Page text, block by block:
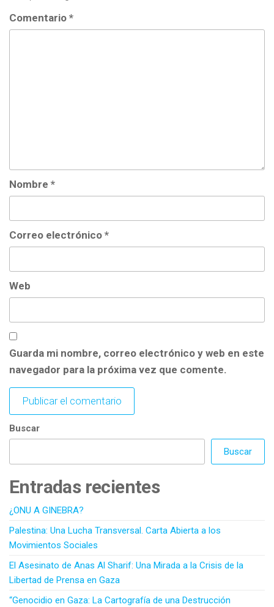
Comentario *
Nombre *
Correo electrónico *
Web
Guarda mi nombre, correo electrónico y web en este
navegador para la próxima vez que comente.
Buscar
Buscar
Entradas recientes
¿ONU A GINEBRA?
Palestina: Una Lucha Transversal. Carta Abierta a los
Movimientos Sociales
El Asesinato de Anas Al Sharif: Una Mirada a la Crisis de la
Libertad de Prensa en Gaza
“Genocidio en Gaza: La Cartografía de una Destrucción